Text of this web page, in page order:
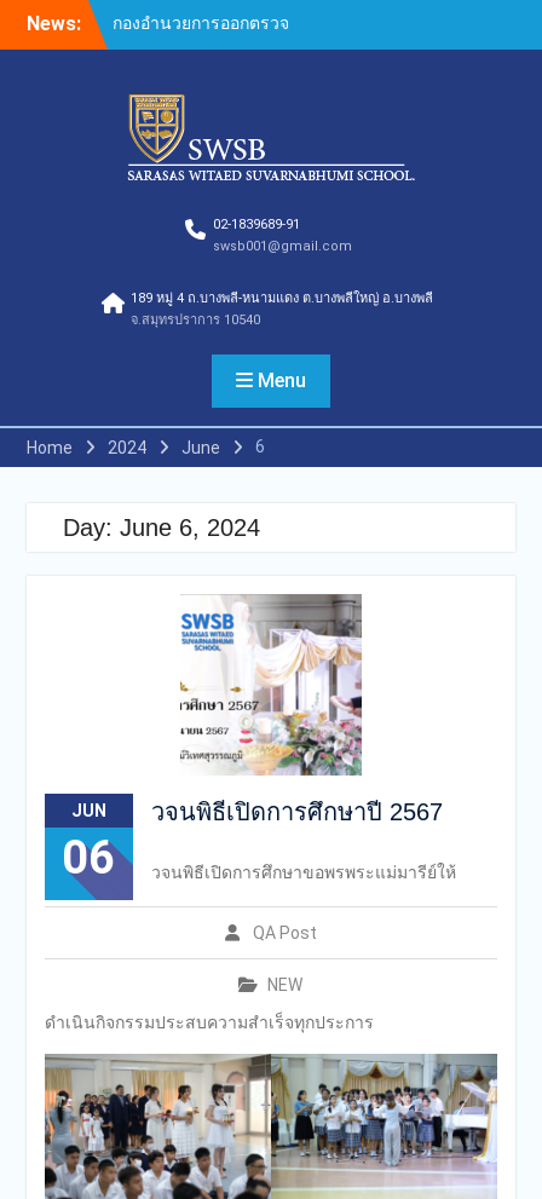
News:
กองอำนวยการออกตรวจ
ประเมินคุณภาพการศึกษา
คุณภาพการศึกษาเพื่อการ
ดำเนินการที่เป็นเลิศประจำปี
การศึกษา 2569
กองอำนวยการออกตรวจ
ภายในโรงเรียนตามเกณฑ์
คุณภาพการศึกษาเพื่อการ
การศึกษา 2569(Summer)
ของกลุ่มสถาบันการศึกษาใน
เครือสารสาสน์
กองอำนวยการออกตรวจ
ประเมินคุณภาพการศึกษา
ภายในโรงเรียนตามเกณฑ์
คุณภาพการศึกษาเพื่อการ
สถาบันการศึกษาในเครือ
ประเมินคุณภาพการศึกษา
ภายในโรงเรียนตามเกณฑ์
คุณภาพการศึกษาเพื่อการ
ดำเนินการที่เป็นเลิศประจำปี
การศึกษา 2569 ของกลุ่ม
สถาบันการศึกษาในเครือ
สารสาสน์
02-1839689-91
swsb001@gmail.com
189 หมู่ 4 ถ.บางพลี-หนามแดง ต.บางพลีใหญ่ อ.บางพลี
จ.สมุทรปราการ 10540
Menu
Home 2024 June 6
Day: June 6, 2024
JUN
06
วจนพิธีเปิดการศึกษาปี 2567
QA Post
NEW
วจนพิธีเปิดการศึกษาขอพรพระแม่มารีย์ให้
ดำเนินกิจกรรมประสบความสำเร็จทุกประการ